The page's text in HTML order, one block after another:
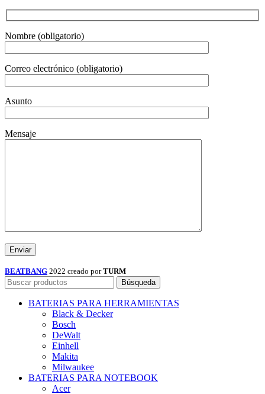
Nombre (obligatorio)
Correo electrónico (obligatorio)
Asunto
Mensaje
BEATBANG 2022 creado porTURM
Búsqueda
BATERIAS PARA HERRAMIENTAS
Black & Decker
Bosch
DeWalt
Einhell
Makita
Milwaukee
BATERIAS PARA NOTEBOOK
Acer